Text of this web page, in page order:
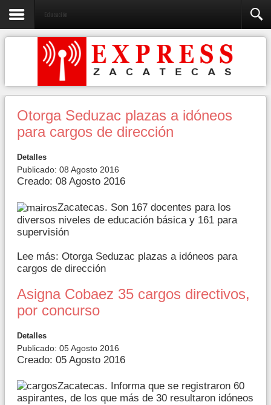
Educación
Otorga Seduzac plazas a idóneos
para cargos de dirección
Detalles
Publicado: 08 Agosto 2016
Creado: 08 Agosto 2016
Zacatecas. Son 167 docentes para los
diversos niveles de educación básica y 161 para
supervisión
Lee más: Otorga Seduzac plazas a idóneos para
cargos de dirección
Asigna Cobaez 35 cargos directivos,
por concurso
Detalles
Publicado: 05 Agosto 2016
Creado: 05 Agosto 2016
Zacatecas. Informa que se registraron 60
aspirantes, de los que más de 30 resultaron idóneos